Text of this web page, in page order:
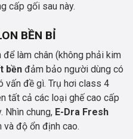
cấp gối sau này.
BỀN BỈ
làm chân (không phải kim
bền đảm bảo người dùng có
vấn đề gì. Trụ hơi class 4
tất cả các loại ghế cao cấp
Nhìn chung, E-Dra Fresh
và độ ổn định cao.